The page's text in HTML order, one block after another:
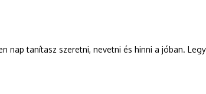
nap tanítasz szeretni, nevetni és hinni a jóban.